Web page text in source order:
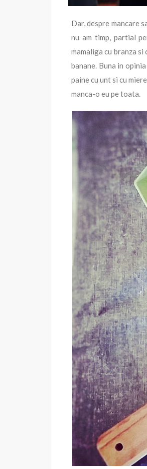
Dar, despre mancare
nu am timp, partial
mamaliga cu branza
banane. Buna in
paine cu unt si cu
manca-o eu pe toata.